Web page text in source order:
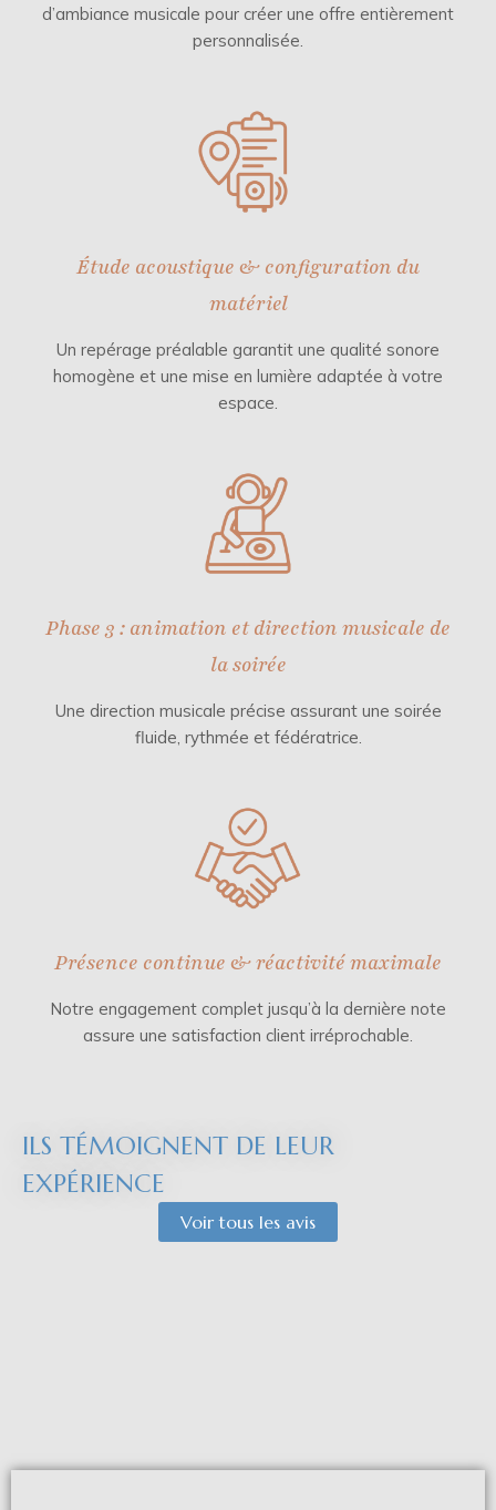
d’ambiance musicale pour créer une offre entièrement
personnalisée.
Étude acoustique & configuration du
matériel
Un repérage préalable garantit une qualité sonore
homogène et une mise en lumière adaptée à votre
espace.
Phase 3 : animation et direction musicale de
la soirée
Une direction musicale précise assurant une soirée
fluide, rythmée et fédératrice.
Présence continue & réactivité maximale
Notre engagement complet jusqu’à la dernière note
assure une satisfaction client irréprochable.
ILS TÉMOIGNENT DE LEUR
EXPÉRIENCE
Voir tous les avis